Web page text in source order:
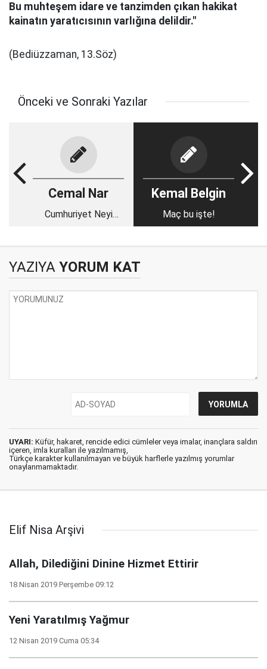
Bu muhteşem idare ve tanzimden çıkan hakikat
kainatın yaratıcısının varlığına delildir."
(Bediüzzaman, 13.Söz)
Önceki ve Sonraki Yazılar
Cemal Nar
Cumhuriyet Neyi
Kemal Belgin
Maç bu işte!
YAZIYA YORUM KAT
UYARI: Küfür, hakaret, rencide edici cümleler veya imalar, inançlara saldırı
içeren, imla kuralları ile yazılmamış,
Türkçe karakter kullanılmayan ve büyük harflerle yazılmış yorumlar
onaylanmamaktadır.
Elif Nisa Arşivi
Allah, Dilediğini Dinine Hizmet Ettirir
18 Nisan 2019 Perşembe 09:12
Yeni Yaratılmış Yağmur
12 Nisan 2019 Cuma 05:34